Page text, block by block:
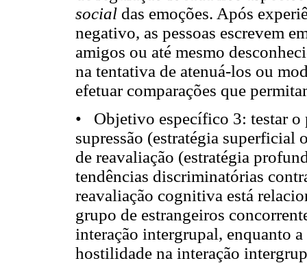
social das emoções. Após
negativo, as pessoas escrevem
amigos ou até mesmo
na tentativa de atenuá-los ou
efetuar comparações que
• Objetivo específico 3: testar o
supressão (estratégia superficial
de reavaliação (estratégia
tendências discriminatórias
reavaliação cognitiva está
grupo de estrangeiros
interação intergrupal, enquanto a
hostilidade na interação